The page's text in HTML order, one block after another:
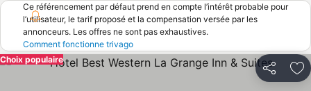
Ce référencement par défaut prend en compte l’intérêt probable pour
l’utilisateur, le tarif proposé et la compensation versée par les
annonceurs. Les offres ne sont pas exhaustives.
Comment fonctionne trivago
Partager
Choix populaire